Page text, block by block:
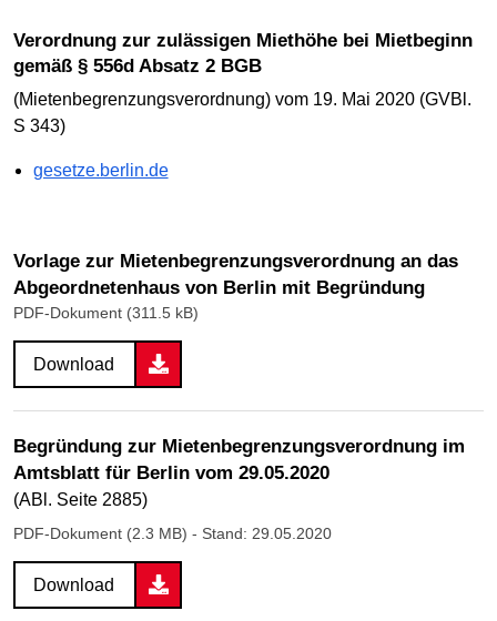
Verordnung zur zulässigen Miethöhe bei Mietbeginn
gemäß § 556d Absatz 2 BGB
(Mietenbegrenzungsverordnung) vom 19. Mai 2020 (GVBl.
S 343)
gesetze.berlin.de
Vorlage zur Mietenbegrenzungsverordnung an das
Abgeordnetenhaus von Berlin mit Begründung
PDF-Dokument (311.5 kB)
Download
Begründung zur Mietenbegrenzungsverordnung im
Amtsblatt für Berlin vom 29.05.2020
(ABl. Seite 2885)
PDF-Dokument (2.3 MB) - Stand: 29.05.2020
Download